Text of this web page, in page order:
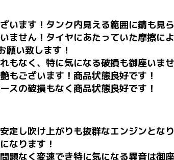
います！タンク内見える範囲に錆も見
ません！タイヤにあたっていた摩擦に
願い致します！
もなく、特に気になる破損も御座いま
ございます！商品状態良好です！
の破損もなく商品状態良好です！
定し吹け上がりも抜群なエンジンとな
なります！
題なく変速でき特に気になる異音は御